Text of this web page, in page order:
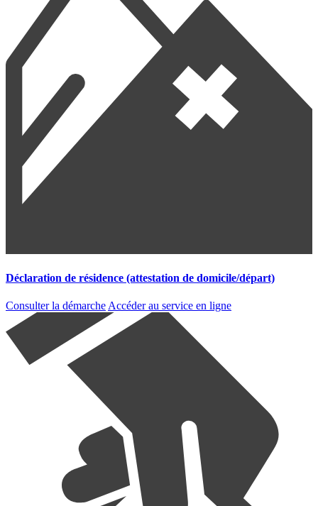
Déclaration de résidence (attestation de domicile/départ)
Consulter la démarche Accéder au service en ligne